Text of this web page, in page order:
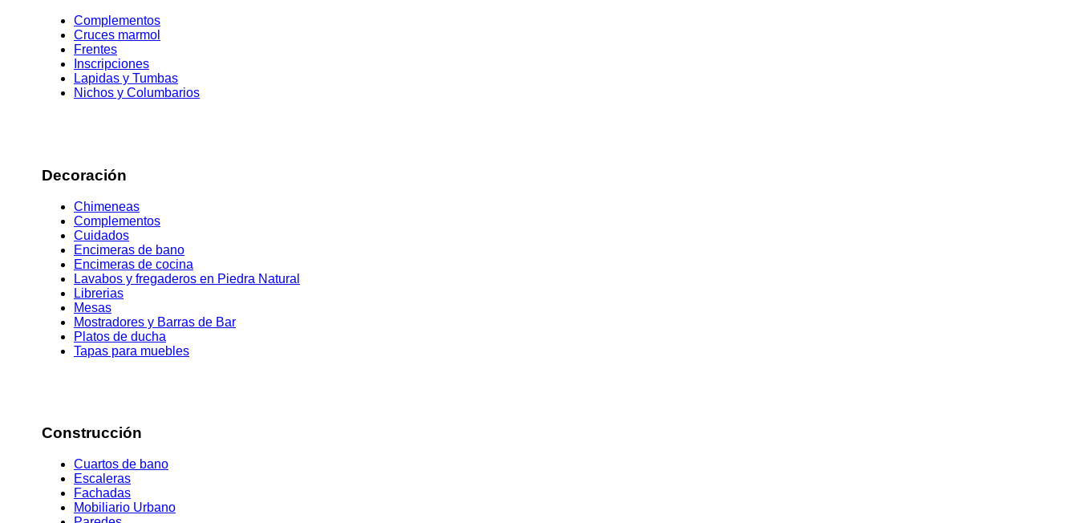
Complementos
Cruces marmol
Frentes
Inscripciones
Lapidas y Tumbas
Nichos y Columbarios
Decoración
Chimeneas
Complementos
Cuidados
Encimeras de bano
Encimeras de cocina
Lavabos y fregaderos en Piedra Natural
Librerias
Mesas
Mostradores y Barras de Bar
Platos de ducha
Tapas para muebles
Construcción
Cuartos de bano
Escaleras
Fachadas
Mobiliario Urbano